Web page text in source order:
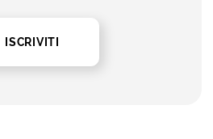
ISCRIVITI